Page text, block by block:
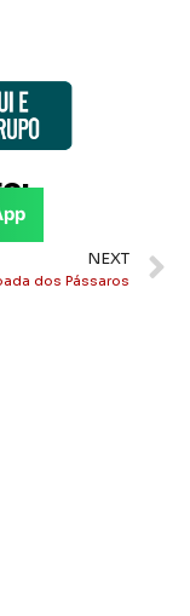
NEXT
dos Pássaros